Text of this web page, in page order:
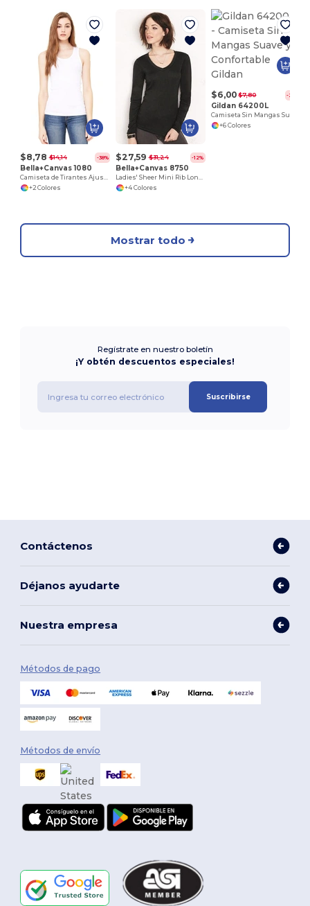
$8,78 $14,14 -38%
Bella+Canvas 1080
Camiseta de Tirantes Ajustada para Mujer
+2 Colores
$27,59 $31,24 -12%
Bella+Canvas 8750
Ladies' Sheer Mini Rib Long Sleeve V-Neck T-Shirt
+4 Colores
$6,00 $7,80 -23%
Gildan 64200L
+6 Colores
Mostrar todo
Regístrate en nuestro boletín
¡Y obtén descuentos especiales!
Suscribirse
Contáctenos
Déjanos ayudarte
Nuestra empresa
Métodos de pago
Métodos de envío